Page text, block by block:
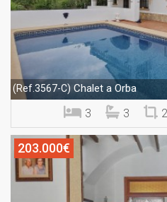
(Ref.3567-C) Chalet a Orba
3 3
203.000€